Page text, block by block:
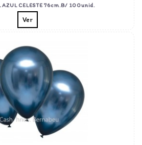
AZUL CELESTE 76cm.B/ 100unid.
Ver